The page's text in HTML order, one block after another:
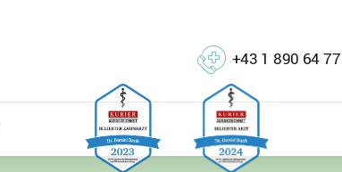
+43 1 890 64 77